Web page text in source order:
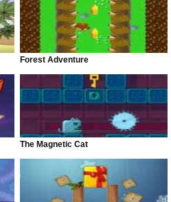
Forest Adventure
The Magnetic Cat